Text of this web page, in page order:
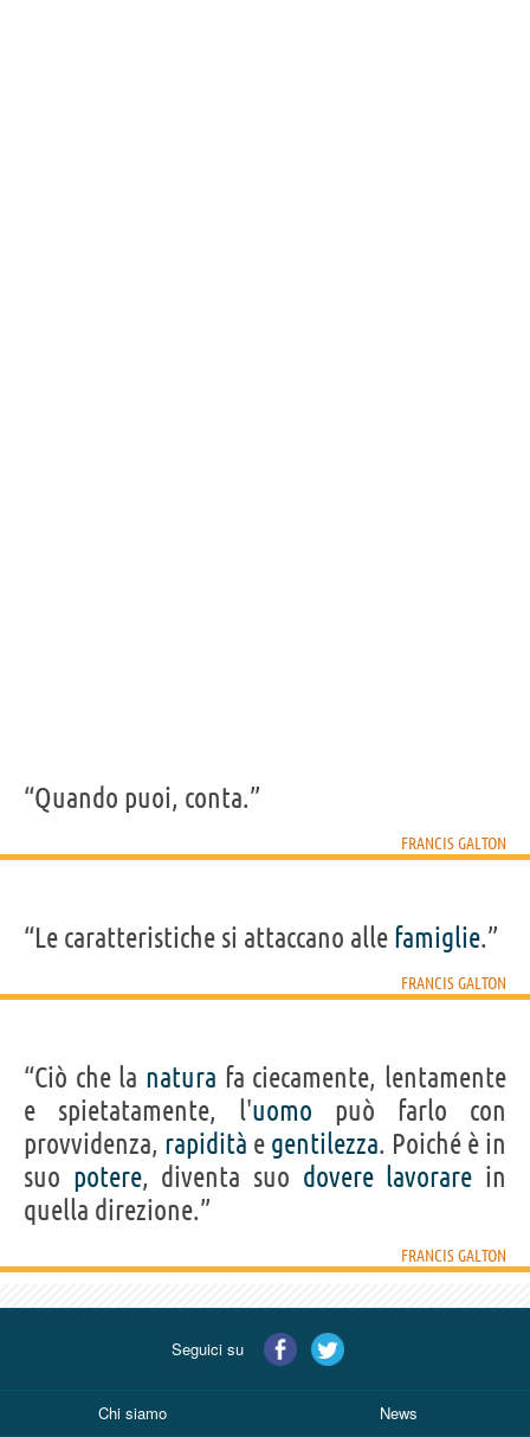
“Quando puoi, conta.”
FRANCIS GALTON
“Le caratteristiche si attaccano alle famiglie.”
FRANCIS GALTON
“Ciò che la natura fa ciecamente, lentamente
e spietatamente, l'uomo può farlo con
provvidenza, rapidità e gentilezza. Poiché è in
suo potere, diventa suo dovere lavorare in
quella direzione.”
FRANCIS GALTON
Seguici su
Chi siamo News